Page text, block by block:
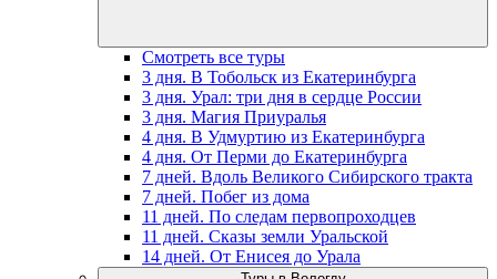
Смотреть все туры
3 дня. В Тобольск из Екатеринбурга
3 дня. Урал: три дня в сердце России
3 дня. Магия Приуралья
4 дня. В Удмуртию из Екатеринбурга
4 дня. От Перми до Екатеринбурга
7 дней. Вдоль Великого Сибирского тракта
7 дней. Побег из дома
11 дней. По следам первопроходцев
11 дней. Сказы земли Уральской
14 дней. От Енисея до Урала